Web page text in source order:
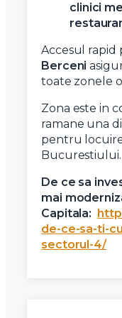
clinici
Accesul rapid
Berceni
toate zonele
Zona este in
ramane una
pentru locuire
Bucurestiului.
De ce sa
mai
Capitala:
de-ce-sa-ti-
sectorul-4/